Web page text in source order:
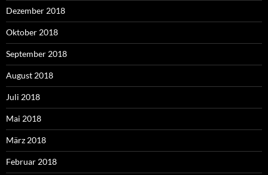
Dezember 2018
Oktober 2018
September 2018
August 2018
Juli 2018
Mai 2018
März 2018
Februar 2018